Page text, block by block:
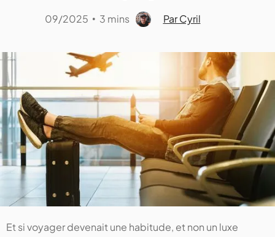
09/2025 • 3 mins Par Cyril
Et si voyager devenait une habitude, et non un luxe